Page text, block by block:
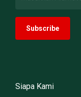
Siapa Kami